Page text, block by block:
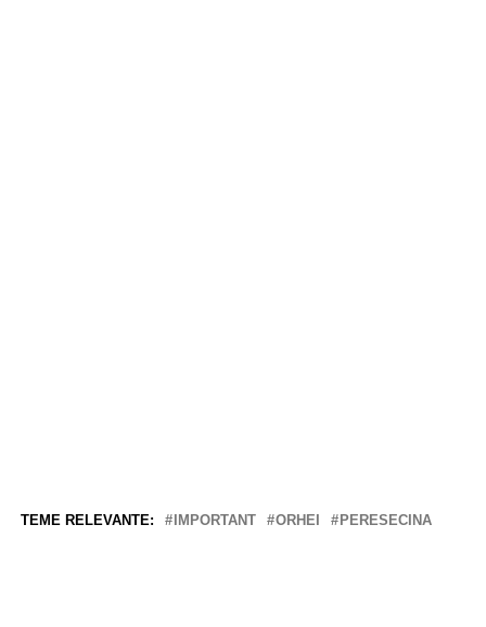
TEME RELEVANTE: IMPORTANT ORHEI PERESECINA